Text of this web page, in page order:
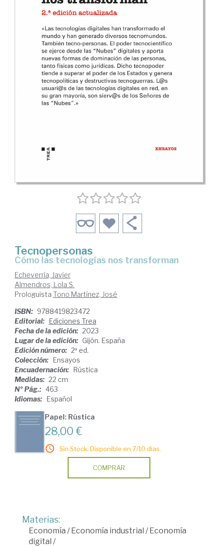
Tecnopersonas
cómo las tecnologías nos transforman
Echeverría, Javier
Almendros, Lola S.
Prologuista Tono Martínez, José
ISBN: 9788419823472
Editorial:
Ediciones Trea
Fecha de la edición: 2023
Lugar de la edición: Gijón. España
Edición número: 2ª ed.
Colección:
Ensayos
Encuadernación:
Rústica
Medidas: 22 cm
Nº Pág.: 463
Idiomas:
Español
Papel: Rústica
28,00 €
Sin Stock. Disponible en 7/10 días.
COMPRAR
Materias:
Economía / Economía industrial / Economía
digital /